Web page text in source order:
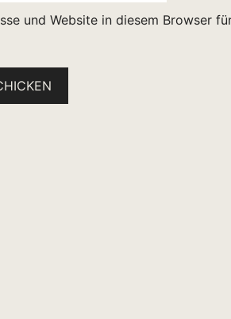
und Website in diesem Browser